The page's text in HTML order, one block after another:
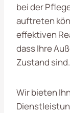
bei der
auftreten
effektiven
dass Ihre
Zustand sind.
Wir bieten